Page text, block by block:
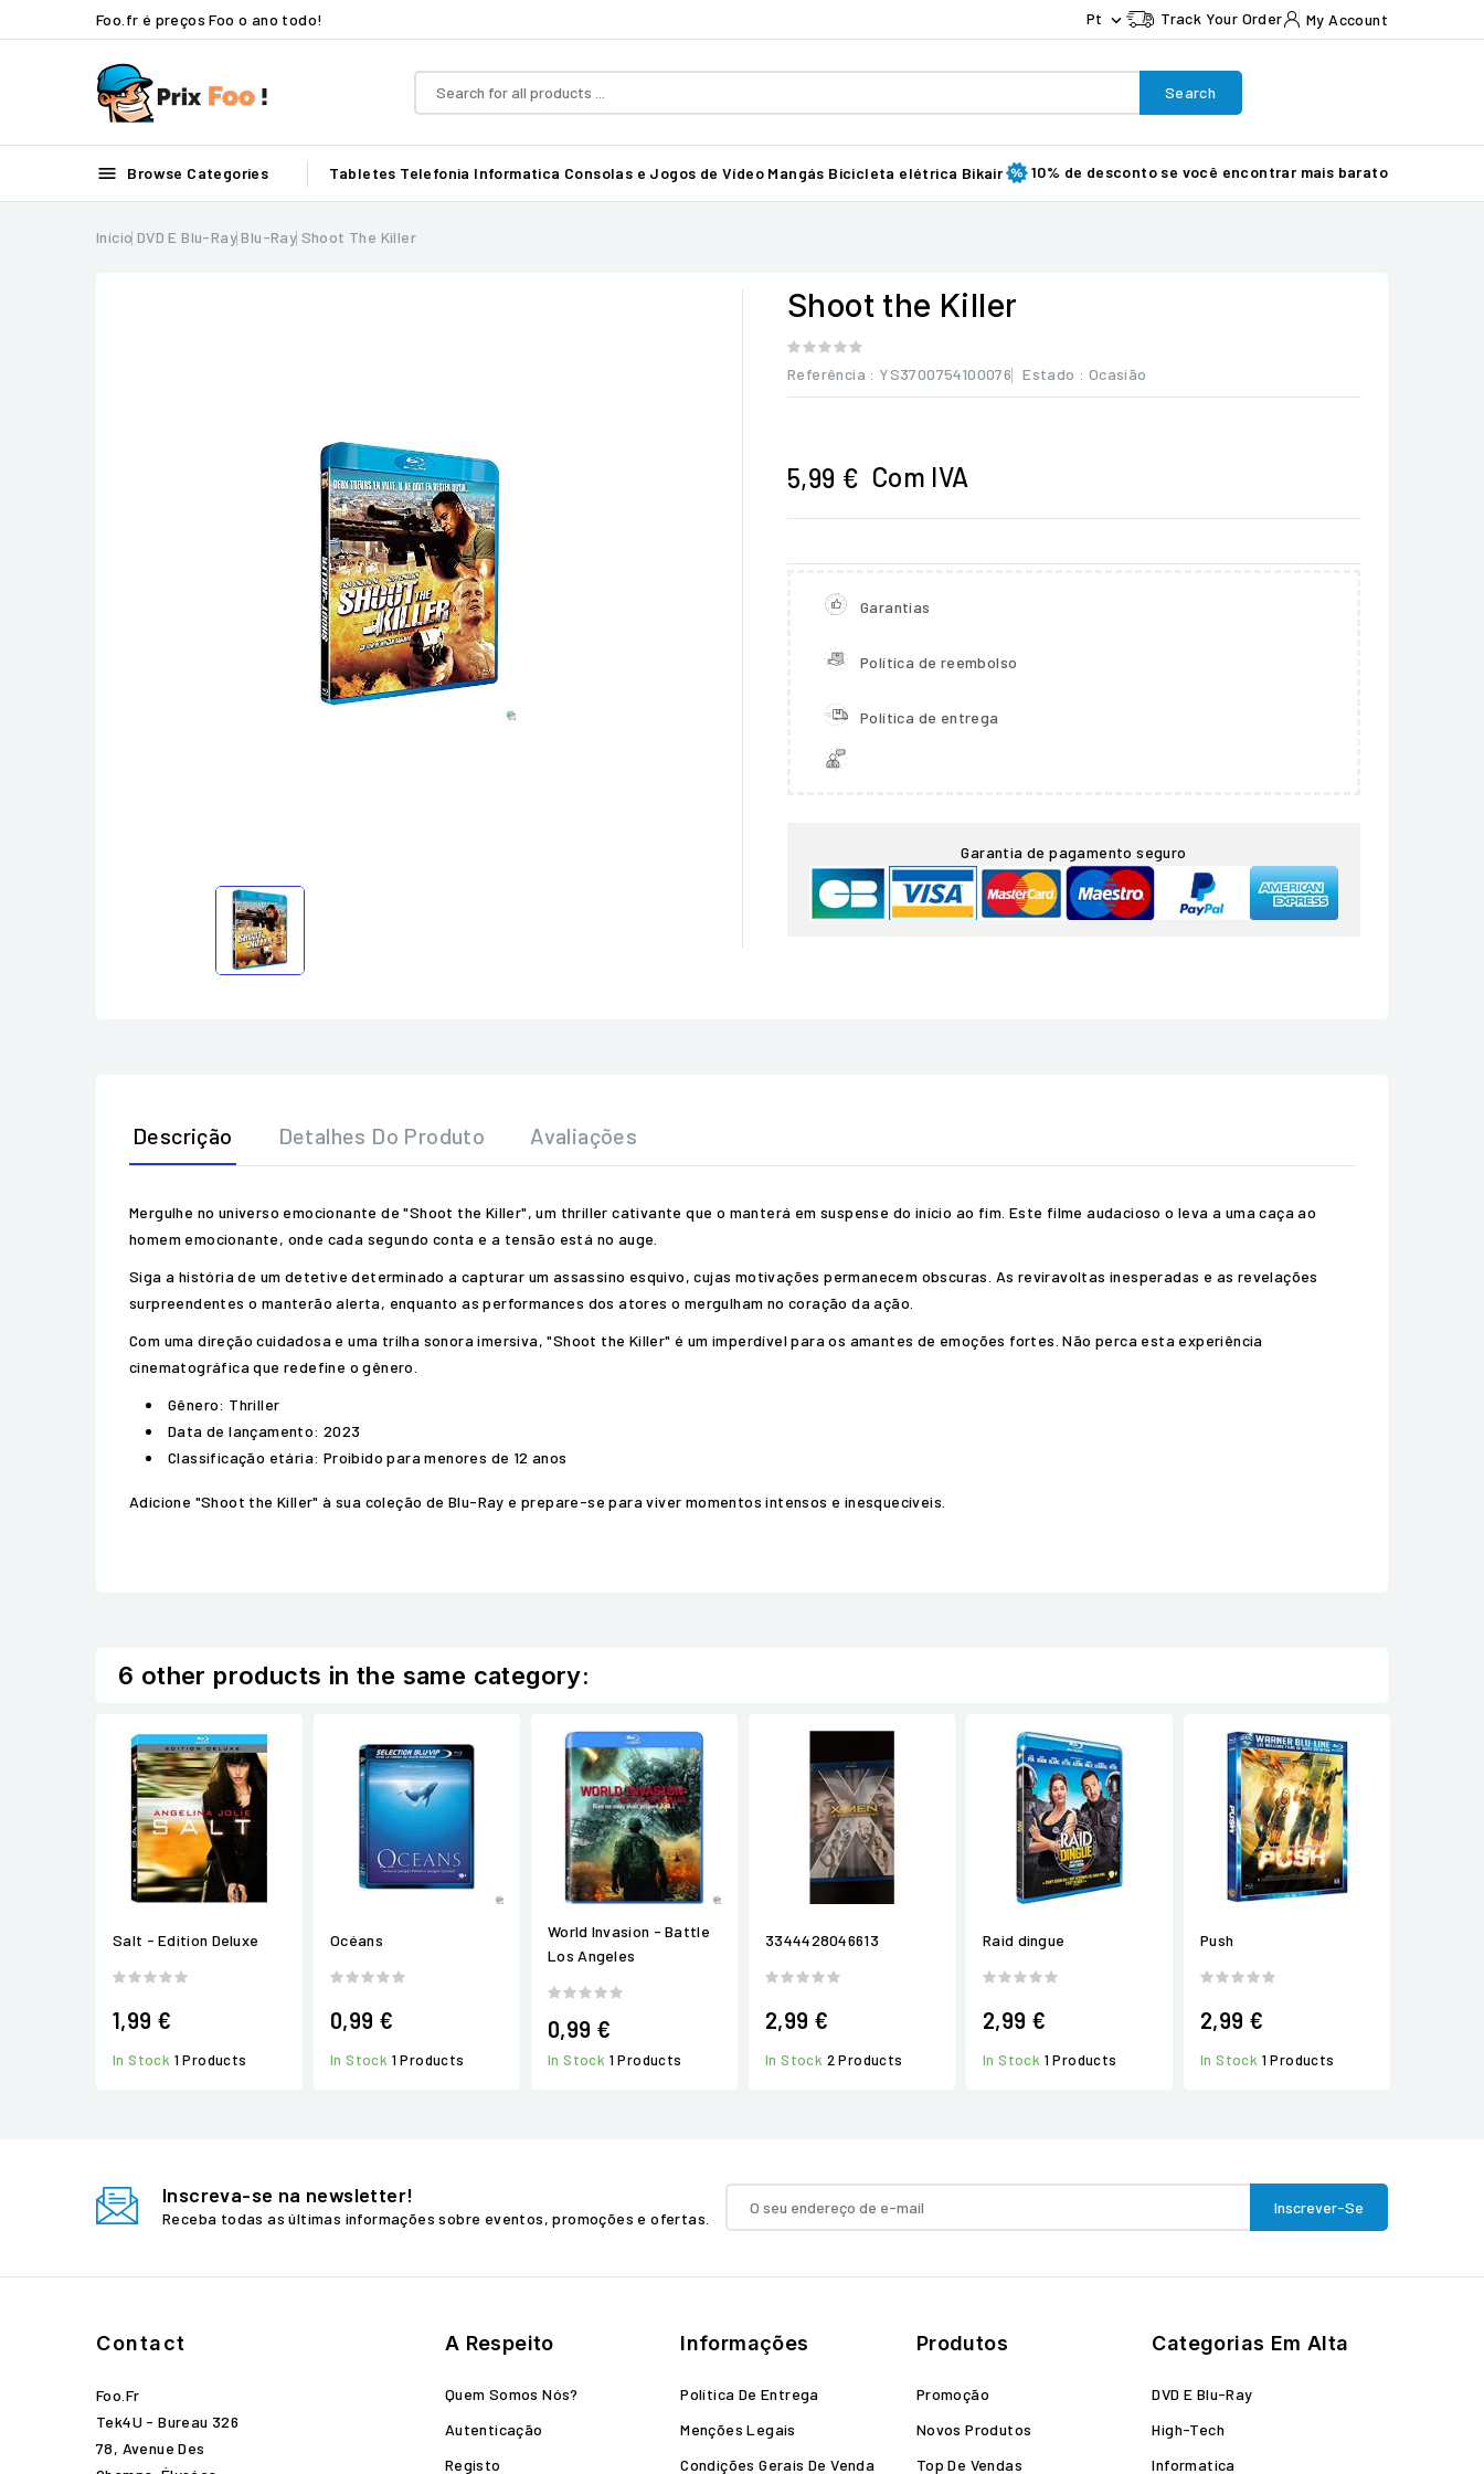
Foo.fr é preços Foo o ano todo! Pt  Track Your Order My Account
Search
 Browse Categories Tabletes Telefonia Informatica Consolas e Jogos de Vídeo Mangás Bicicleta elétrica Bikair 10% de desconto se você encontrar mais barato
Início DVD E Blu-Ray Blu-Ray Shoot The Killer
Shoot the Killer
Referência : YS3700754100076 Estado : Ocasião
5,99 € Com IVA
Garantias
Política de reembolso
Política de entrega
Garantia de pagamento seguro
Descrição Detalhes Do Produto Avaliações
Mergulhe no universo emocionante de "Shoot the Killer", um thriller cativante que o manterá em suspense do início ao fim. Este filme audacioso o leva a uma caça ao
homem emocionante, onde cada segundo conta e a tensão está no auge.
Siga a história de um detetive determinado a capturar um assassino esquivo, cujas motivações permanecem obscuras. As reviravoltas inesperadas e as revelações
surpreendentes o manterão alerta, enquanto as performances dos atores o mergulham no coração da ação.
Com uma direção cuidadosa e uma trilha sonora imersiva, "Shoot the Killer" é um imperdível para os amantes de emoções fortes. Não perca esta experiência
cinematográfica que redefine o gênero.
Gênero: Thriller
Data de lançamento: 2023
Classificação etária: Proibido para menores de 12 anos
Adicione "Shoot the Killer" à sua coleção de Blu-Ray e prepare-se para viver momentos intensos e inesquecíveis.
6 other products in the same category:
Salt - Edition Deluxe
1,99 €
In Stock 1 Products
Océans
0,99 €
In Stock 1 Products
World Invasion - Battle
Los Angeles
0,99 €
In Stock 1 Products
3344428046613
2,99 €
In Stock 2 Products
Raid dingue
2,99 €
In Stock 1 Products
Push
2,99 €
In Stock 1 Products
Inscreva-se na newsletter!
Receba todas as últimas informações sobre eventos, promoções e ofertas.
Contact
Foo.fr
Tek4U - Bureau 326
78, Avenue Des
A Respeito
Quem Somos Nós?
Autenticação
Registo
Informações
Política De Entrega
Menções Legais
Condições Gerais De Venda
Produtos
Promoção
Novos Produtos
Top De Vendas
Categorias Em Alta
DVD E Blu-Ray
High-Tech
Informatica